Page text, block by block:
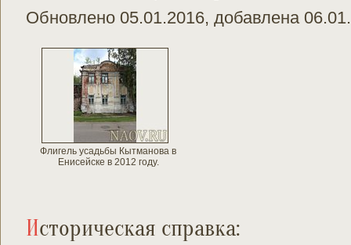
Обновлено 05.01.2016, добавлена
Флигель усадьбы Кытманова в
Енисейске в 2012 году.
Историческая справка: